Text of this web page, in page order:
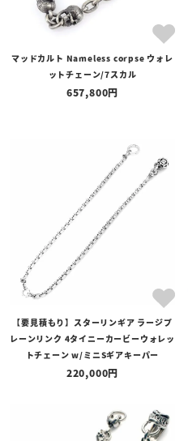
マッドカルト Nameless corpse ウォレ
ットチェーン/7スカル
657,800
【要見積もり】スターリンギア ラージプ
レーンリンク 4タイニーカービーウォレッ
トチェーン w/ミニSギアキーパー
220,000